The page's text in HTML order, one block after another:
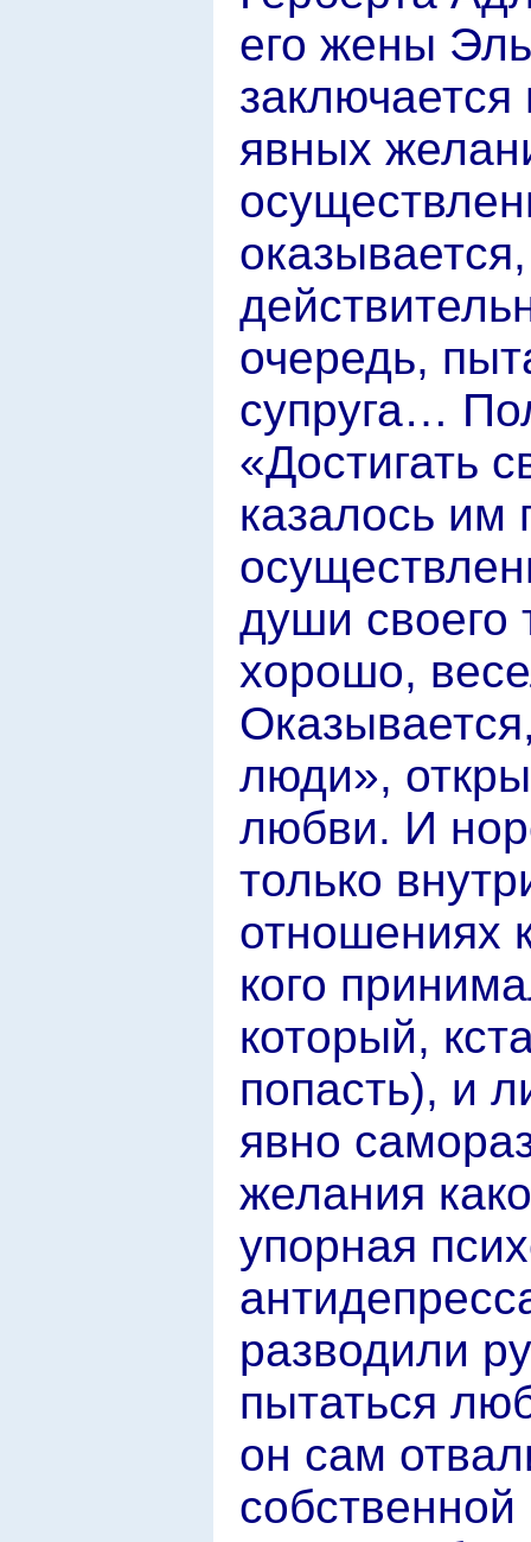
его жены
явных
очередь,
супруга…
«Достигать
казалось им
души
хорошо,
люди»,
любви. И
только
отношениях
кого
который,
попасть), и
явно
желания
упорная
разводили
пытаться
он сам